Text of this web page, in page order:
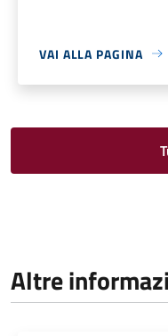
VAI ALLA PAGINA
Altre